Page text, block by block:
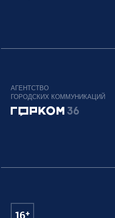
АГЕНТСТВО
ГОРОДСКИХ КОММУНИКАЦИЙ